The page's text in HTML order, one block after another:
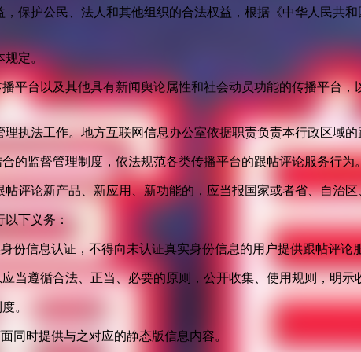
保护公民、法人和其他组织的合法权益，根据《中华人民共
规定。
平台以及其他具有新闻舆论属性和社会动员功能的传播平台
执法工作。地方互联网信息办公室依据职责负责本行政区域
的监督管理制度，依法规范各类传播平台的跟帖评论服务行为
评论新产品、新应用、新功能的，应当报国家或者省、自治
下义务：
份信息认证，不得向未认证真实身份信息的用户提供跟帖评论
当遵循合法、正当、必要的原则，公开收集、使用规则，明
。
同时提供与之对应的静态版信息内容。